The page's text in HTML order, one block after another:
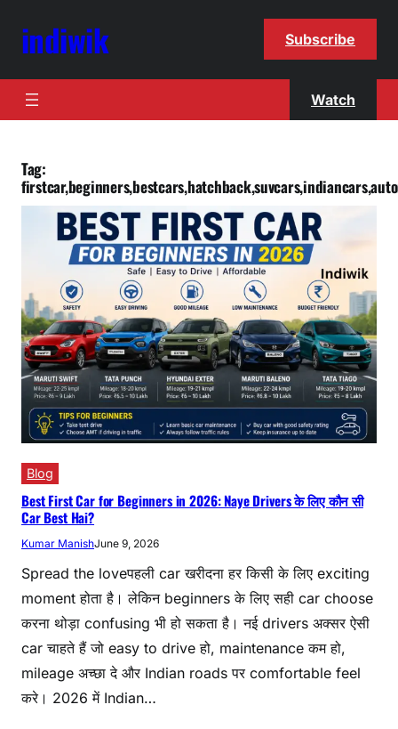
indiwik Subscribe
Watch
Tag:
Blog
Best First Car for Beginners in 2026: Naye Drivers के लिए कौन सी
Car Best Hai?
Kumar ManishJune 9, 2026
Spread the loveपहली car खरीदना हर किसी के लिए exciting
moment होता है। लेकिन beginners के लिए सही car choose
करना थोड़ा confusing भी हो सकता है। नई drivers अक्सर ऐसी
car चाहते हैं जो easy to drive हो, maintenance कम हो,
mileage अच्छा दे और Indian roads पर comfortable feel
करे। 2026 में Indian…